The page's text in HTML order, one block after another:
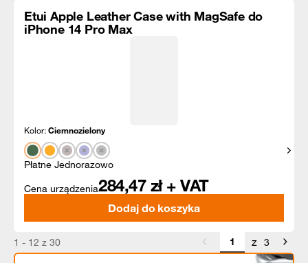
Etui Apple Leather Case with MagSafe do
iPhone 14 Pro Max
Kolor:Ciemnozielony
Płatne Jednorazowo
Cena urządzenia284,47 zł + VAT
Dodaj do koszyka
1 - 12 z 30 z 3